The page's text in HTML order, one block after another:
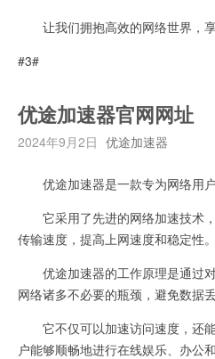
让我们拥抱高效的网络世界，享
#3#
优途加速器官网网址
2024年9月2日 优途加速器
优途加速器是一款专为网络用户
它采用了先进的网络加速技术
传输速度，提高上网速度和稳定性。
优途加速器的工作原理是通过
网络诸多不必要的瓶颈，避免数据丢
它不仅可以加速访问速度，还
户能够顺畅地进行在线娱乐、办公